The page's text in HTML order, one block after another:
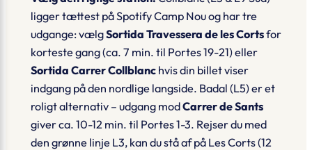
ligger tættest på Spotify Camp Nou og har tre
udgange: vælgSortida Travessera de les Cortsfor
korteste gang (ca. 7 min. til Portes 19-21) eller
Sortida Carrer Collblanc hvis din billet viser
indgang på den nordlige langside. Badal (L5) er et
roligt alternativ – udgang modCarrer de Sants
giver ca. 10-12 min. til Portes 1-3. Rejser du med
den grønne linje L3, kan du stå af på Les Corts(12